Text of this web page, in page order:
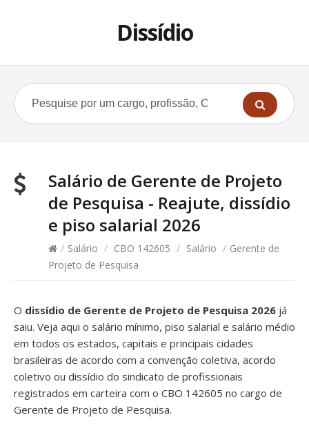
Dissídio
Salário de Gerente de Projeto
de Pesquisa - Reajute, dissídio
e piso salarial 2026
/ Salário / CBO 142605 / Salário / Gerente de
Projeto de Pesquisa
O dissídio de Gerente de Projeto de Pesquisa 2026 já
saiu. Veja aqui o salário mínimo, piso salarial e salário médio
em todos os estados, capitais e principais cidades
brasileiras de acordo com a convenção coletiva, acordo
coletivo ou dissídio do sindicato de profissionais
registrados em carteira com o CBO 142605 no cargo de
Gerente de Projeto de Pesquisa.